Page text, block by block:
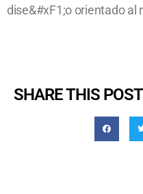
dise&#xF1;o orientado al
SHARE THIS POST